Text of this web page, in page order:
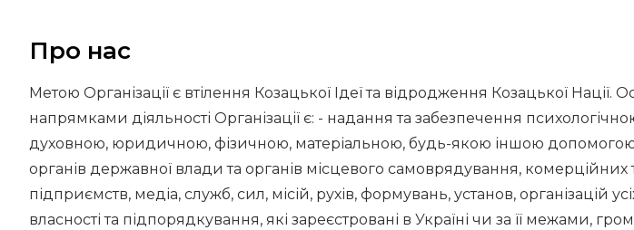
Про нас
Метою Організації є втілення Козацької Ідеї та відродження Козацької Нації.
напрямками діяльності Організації є: - надання та забезпечення
духовною, юридичною, фізичною, матеріальною, будь-якою іншою
органів державної влади та органів місцевого самоврядування,
підприємств, медіа, служб, сил, місій, рухів, формувань, установ, організацій
власності та підпорядкування, які зареєстровані в Україні чи за її межами,